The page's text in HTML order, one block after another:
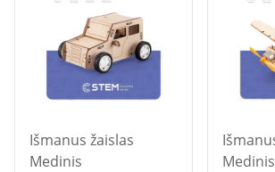
Išmanus žaislas
Medinis
Medinis